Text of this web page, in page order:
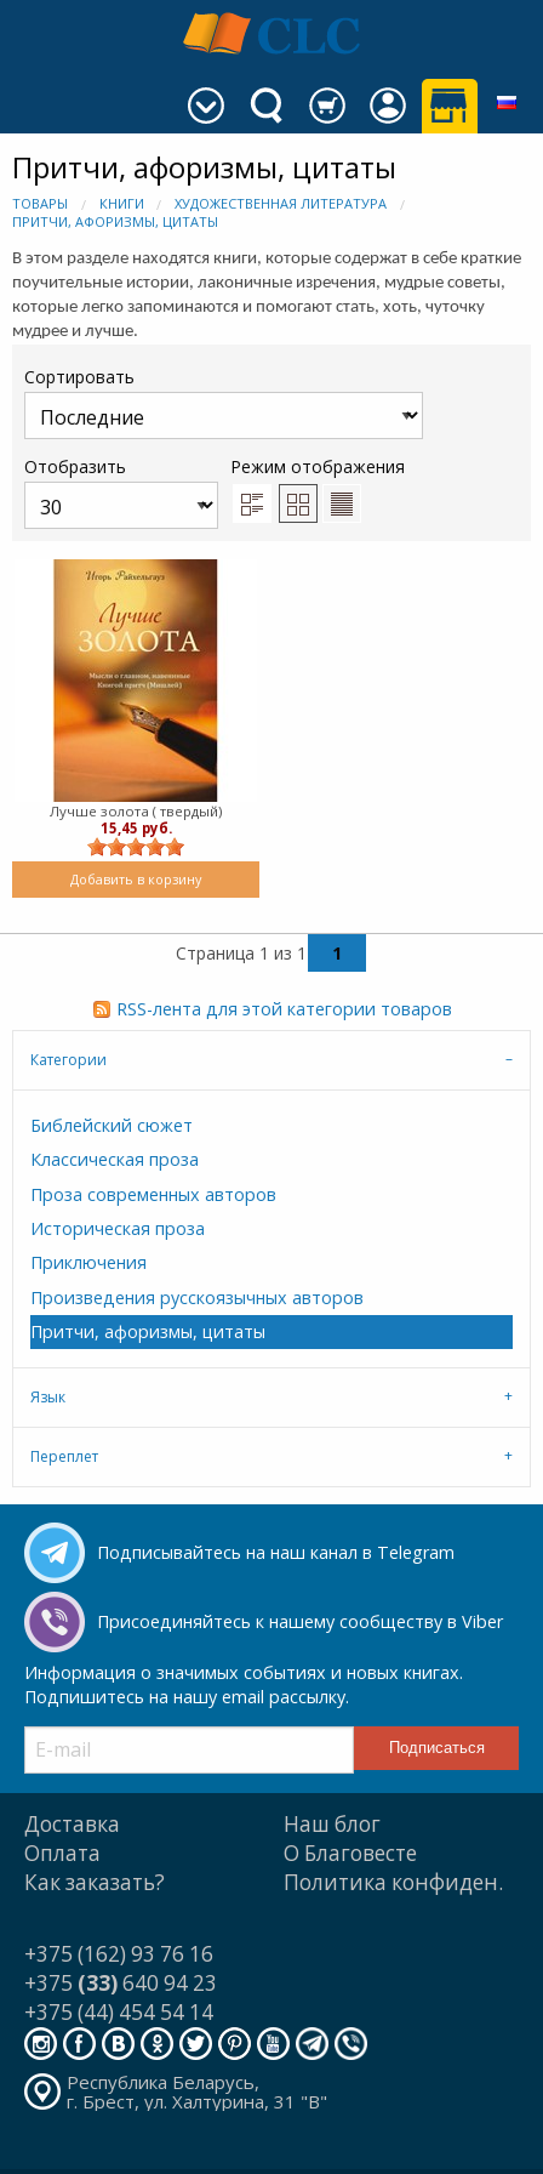
Притчи, афоризмы, цитаты
ТОВАРЫ КНИГИ
ХУДОЖЕСТВЕННАЯ ЛИТЕРАТУРА
ПРИТЧИ, АФОРИЗМЫ, ЦИТАТЫ
В этом разделе находятся книги, которые содержат в себе краткие
поучительные истории, лаконичные изречения, мудрые советы,
которые легко запоминаются и помогают стать, хоть, чуточку
мудрее и лучше.
Сортировать
Отобразить Режим отображения
Лучше золота ( твердый)
15,45 руб.
Добавить в корзину
Страница 1 из 1 1
RSS-лента для этой категории товаров
Категории
Библейский сюжет
Классическая проза
Проза современных авторов
Историческая проза
Приключения
Произведения русскоязычных авторов
Притчи, афоризмы, цитаты
Язык
Переплет
Подписывайтесь на наш канал в Telegram
Присоединяйтесь к нашему сообществу в Viber
Информация о значимых событиях и новых книгах.
Подпишитесь на нашу email рассылку.
Доставка
Оплата
Как заказать?
Наш блог
О Благовесте
Политика конфиден.
+375 (162) 93 76 16
+375 (33)640 94 23
+375 (44) 454 54 14
Республика Беларусь,
г. Брест, ул. Халтурина, 31 "В"